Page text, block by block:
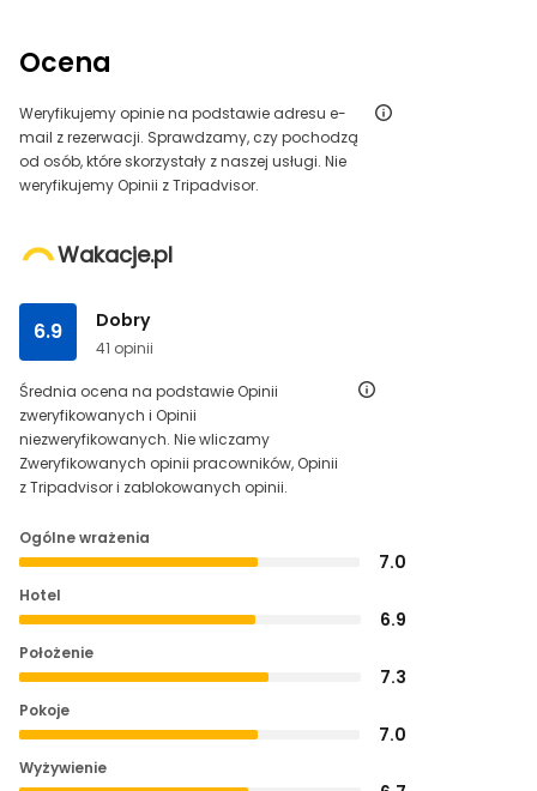
Ocena
Weryfikujemy opinie na podstawie adresu e-
mail z rezerwacji. Sprawdzamy, czy pochodzą
od osób, które skorzystały z naszej usługi. Nie
weryfikujemy Opinii z Tripadvisor.
Wakacje.pl
6.9 Dobry
41 opinii
Średnia ocena na podstawie Opinii
zweryfikowanych i Opinii
niezweryfikowanych. Nie wliczamy
Zweryfikowanych opinii pracowników, Opinii
z Tripadvisor i zablokowanych opinii.
Ogólne wrażenia
7.0
Hotel
6.9
Położenie
7.3
Pokoje
7.0
Wyżywienie